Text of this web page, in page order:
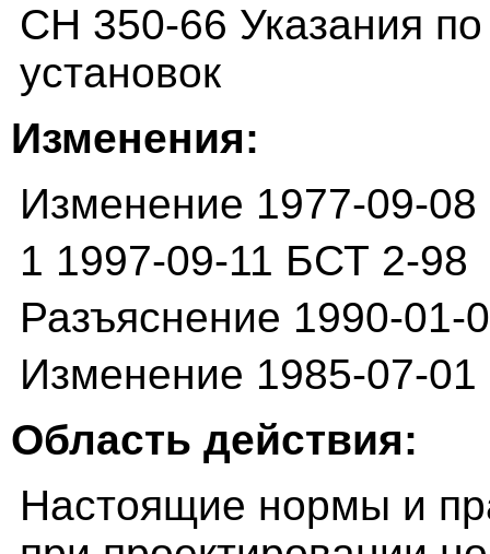
СН 350-66 Указания
установок
Изменения:
Изменение 1977-09-
1 1997-09-11 БСТ 2-98
Разъяснение 1990-
Изменение 1985-07-01
Область действия:
Настоящие нормы и